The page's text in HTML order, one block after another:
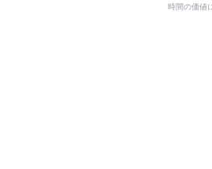
時間の価値